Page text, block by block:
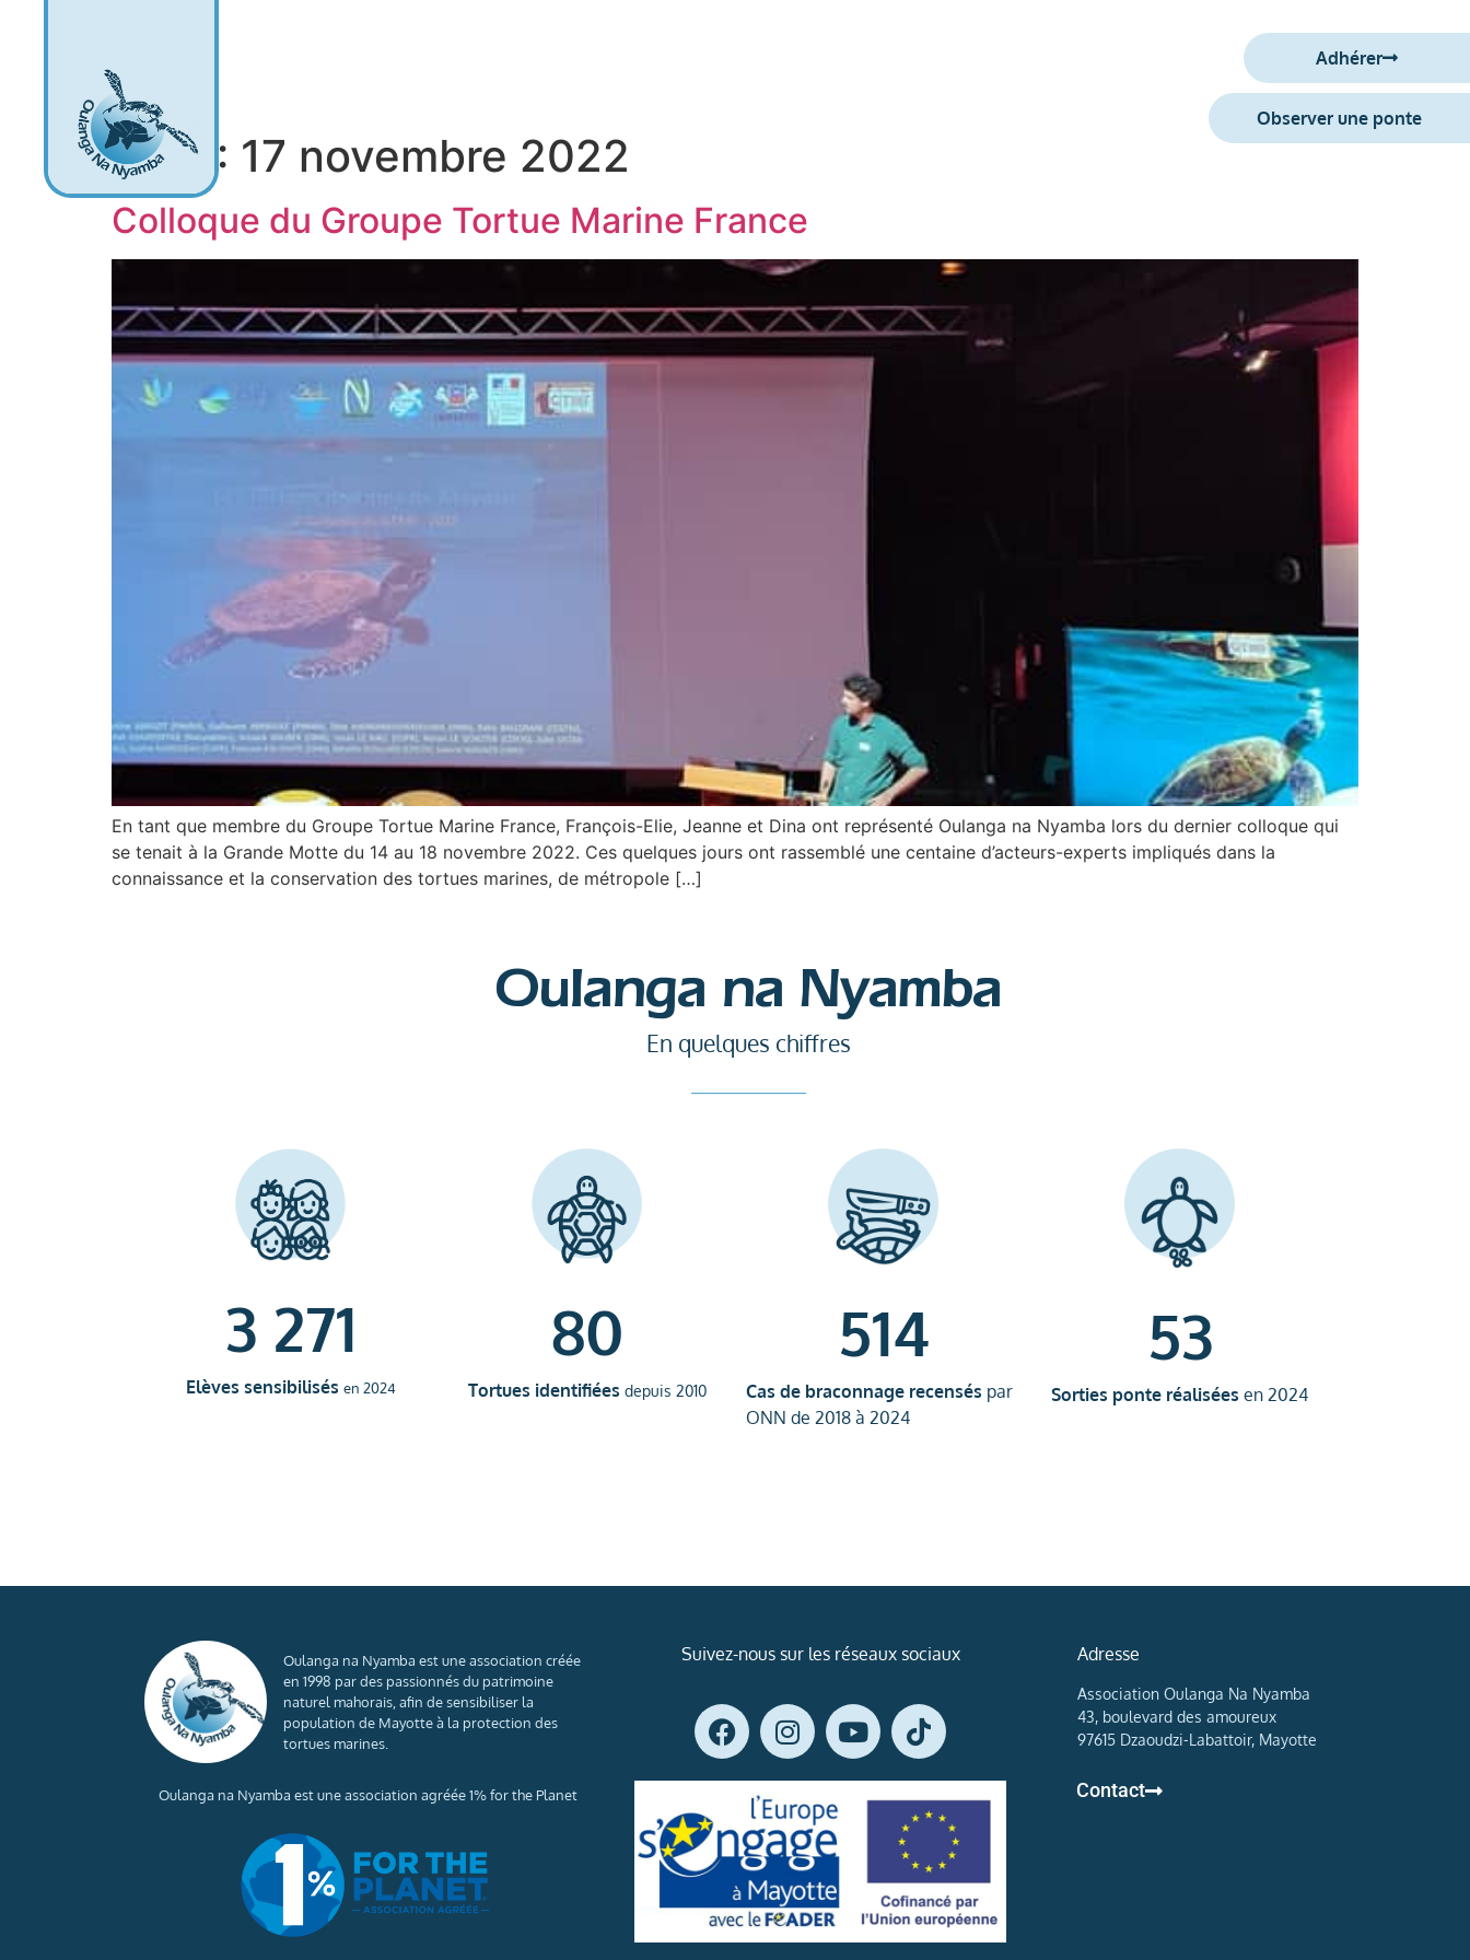
Adhérer
Observer une ponte
Jour : 17 novembre 2022
Colloque du Groupe Tortue Marine France
En tant que membre du Groupe Tortue Marine France, François-Elie, Jeanne et Dina ont représenté Oulanga na Nyamba lors du dernier colloque qui
se tenait à la Grande Motte du 14 au 18 novembre 2022. Ces quelques jours ont rassemblé une centaine d’acteurs-experts impliqués dans la
connaissance et la conservation des tortues marines, de métropole […]
Oulanga na Nyamba
En quelques chiffres
Elèves sensibilisés en 2024
3 271
Tortues identifiées depuis 2010
80
Cas de braconnage recensés par
ONN de 2018 à 2024
514
Sorties ponte réalisées en 2024
53
Oulanga na Nyamba est une association créée
en 1998 par des passionnés du patrimoine
naturel mahorais, afin de sensibiliser la
population de Mayotte à la protection des
tortues marines.
Oulanga na Nyamba est une association agréée 1% for the Planet
Suivez-nous sur les réseaux sociaux Adresse
Association Oulanga Na Nyamba
43, boulevard des amoureux
97615 Dzaoudzi-Labattoir, Mayotte
Contact